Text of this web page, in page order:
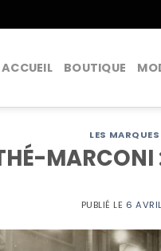
ACCUEIL BOUTIQUE
LES
MARCONI
PUBLIÉ LE 6